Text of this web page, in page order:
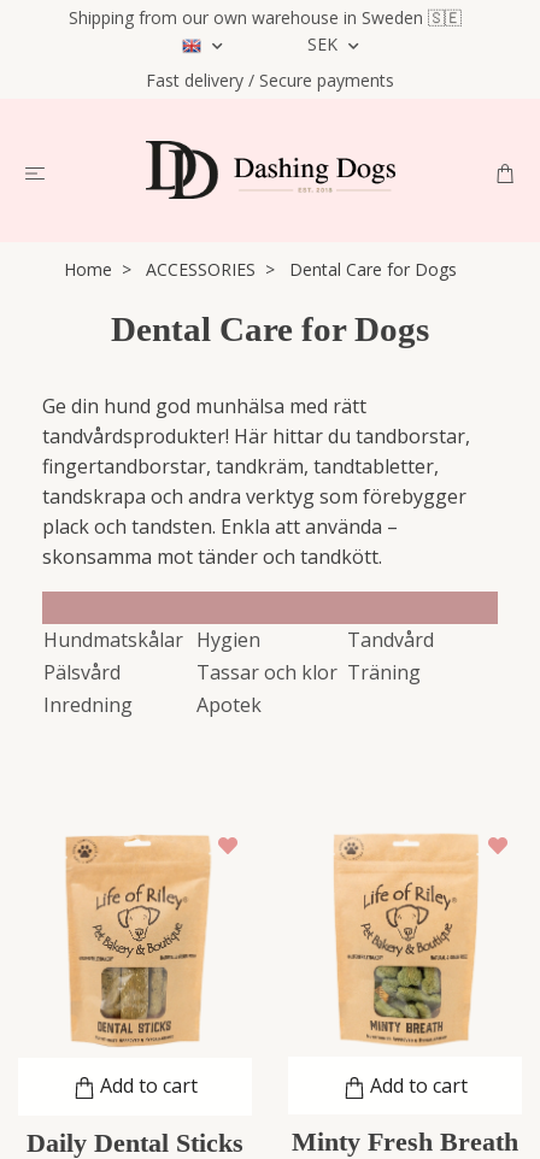
Shipping from our own warehouse in Sweden 🇸🇪
SEK
Fast delivery / Secure payments
Home ACCESSORIES Dental Care for Dogs
Dental Care for Dogs
Ge din hund god munhälsa med rätt
tandvårdsprodukter! Här hittar du tandborstar,
fingertandborstar, tandkräm, tandtabletter,
tandskrapa och andra verktyg som förebygger
plack och tandsten. Enkla att använda –
skonsamma mot tänder och tandkött.
Hundmatskålar Hygien
Tandvård
Pälsvård
Tassar och klor Träning
Inredning
Apotek
Add to cart
Daily Dental Sticks
Add to cart
Minty Fresh Breath